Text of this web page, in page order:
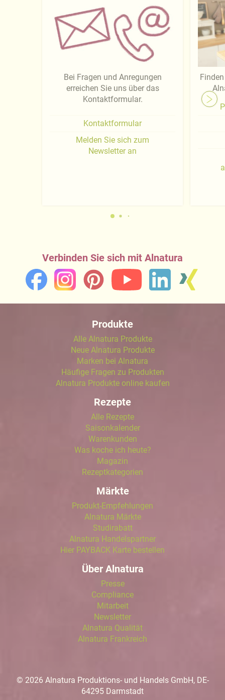
Bei Fragen und Anregungen
erreichen Sie uns über das
Kontaktformular.
Kontaktformular
Melden Sie sich zum
Newsletter an
Verbinden Sie sich mit Alnatura
Produkte
Alle Alnatura Produkte
Neue Alnatura Produkte
Marken bei Alnatura
Häufige Fragen zu Produkten
Alnatura Produkte online kaufen
Rezepte
Alle Rezepte
Saisonkalender
Warenkunden
Was koche ich heute?
Magazin
Rezeptkategorien
Märkte
Produkt-Empfehlungen
Alnatura Märkte
Studirabatt
Alnatura Handelspartner
Hier PAYBACK Karte bestellen
Über Alnatura
Presse
Compliance
Mitarbeit
Newsletter
Alnatura Qualität
Alnatura Frankreich
© 2026 Alnatura Produktions- und Handels GmbH, DE-
64295 Darmstadt